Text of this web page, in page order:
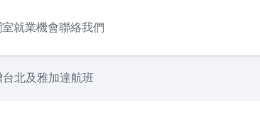
就業機會聯絡我們
北及雅加達航班